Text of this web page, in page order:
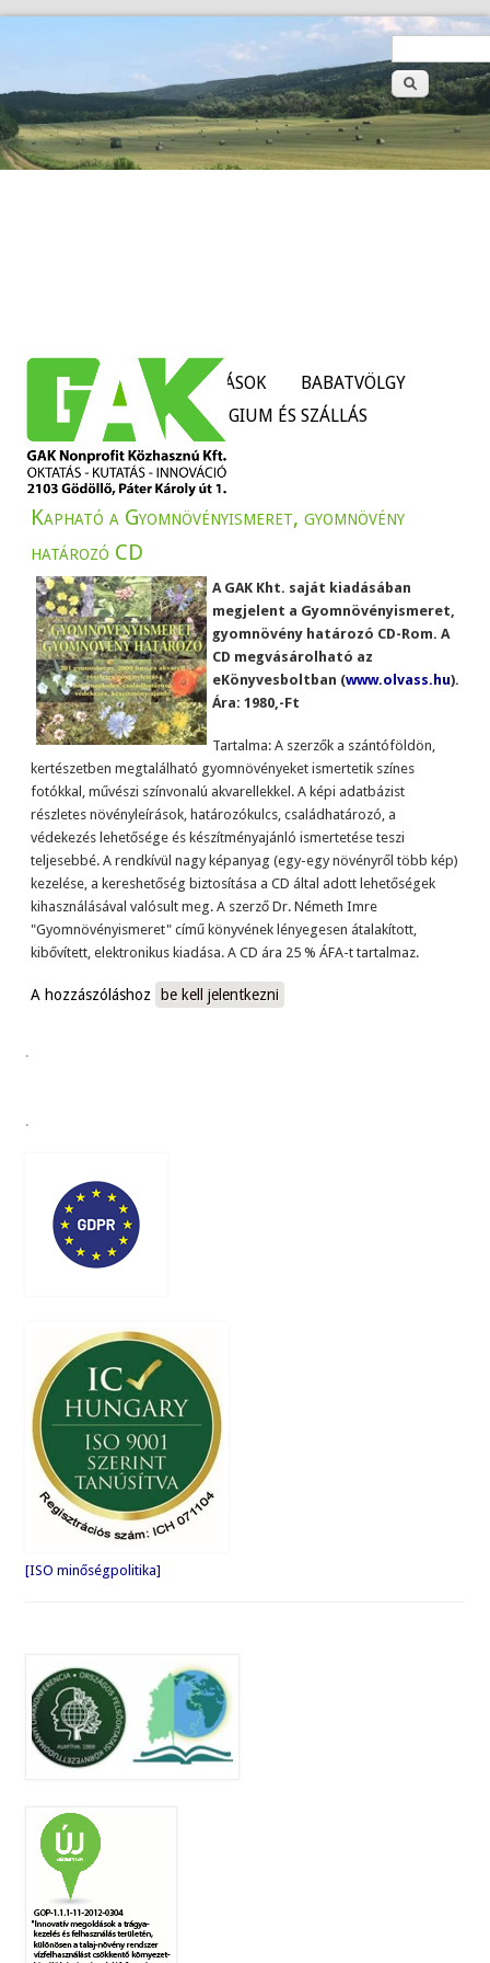
Keresés
űrlap
HÍREK SZOLGÁLTATÁSOK
BABATVÖLGY
TANÜZEMEK
KOLLÉGIUM ÉS SZÁLLÁS
Kapható a Gyomnövényismeret, gyomnövény
határozó CD
A GAK Kht. saját kiadásában
megjelent a Gyomnövényismeret,
gyomnövény határozó CD-Rom. A
CD megvásárolható az
eKönyvesboltban (www.olvass.hu).
Ára: 1980,-Ft
Tartalma: A szerzők a szántóföldön,
kertészetben megtalálható gyomnövényeket ismertetik színes
fotókkal, művészi színvonalú akvarellekkel. A képi adatbázist
részletes növényleírások, határozókulcs, családhatározó, a
védekezés lehetősége és készítményajánló ismertetése teszi
teljesebbé. A rendkívül nagy képanyag (egy-egy növényről több kép)
kezelése, a kereshetőség biztosítása a CD által adott lehetőségek
kihasználásával valósult meg. A szerző Dr. Németh Imre
"Gyomnövényismeret" című könyvének lényegesen átalakított,
kibővített, elektronikus kiadása. A CD ára 25 % ÁFA-t tartalmaz.
A hozzászóláshoz be kell jelentkezni
.
.
[ISO minőségpolitika]